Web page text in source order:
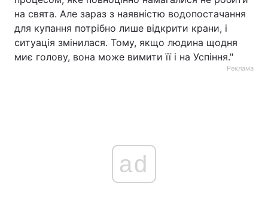
на свята. Але зараз з наявністю водопостачання
для купання потрібно лише відкрити крани, і
ситуація змінилася. Тому, якщо людина щодня
миє голову, вона може вимити її і на Успіння."
Реклама
ad